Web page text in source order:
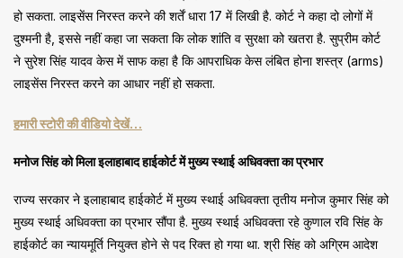
हो सकता. लाइसेंस निरस्त करने की शर्तें धारा 17 में लिखी है. कोर्ट ने कहा दो लोगों में
दुश्मनी है, इससे नहीं कहा जा सकता कि लोक शांति व सुरक्षा को खतरा है. सुप्रीम कोर्ट
ने सुरेश सिंह यादव केस में साफ कहा है कि आपराधिक केस लंबित होना शस्त्र (arms)
लाइसेंस निरस्त करने का आधार नहीं हो सकता.
हमारी स्टोरी की वीडियो देखें…
मनोज सिंह को मिला इलाहाबाद हाईकोर्ट में मुख्य स्थाई अधिवक्ता का प्रभार
राज्य सरकार ने इलाहाबाद हाईकोर्ट में मुख्य स्थाई अधिवक्ता तृतीय मनोज कुमार सिंह को
मुख्य स्थाई अधिवक्ता का प्रभार सौंपा है. मुख्य स्थाई अधिवक्ता रहे कुणाल रवि सिंह के
हाईकोर्ट का न्यायमूर्ति नियुक्त होने से पद रिक्त हो गया था. श्री सिंह को अग्रिम आदेश